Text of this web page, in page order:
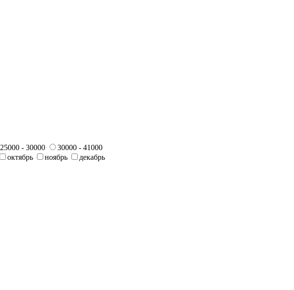
25000 - 30000
30000 - 41000
октябрь ноябрь декабрь